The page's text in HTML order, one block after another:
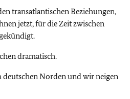
transatlantischen Beziehungen,
jetzt, für die Zeit zwischen
dramatisch.
deutschen Norden und wir neigen